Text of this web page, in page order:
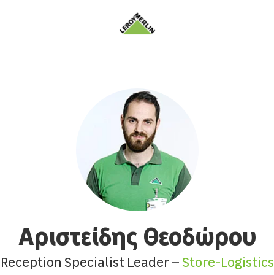
Αριστείδης Θεοδώρου
Reception Specialist Leader – Store-Logistics